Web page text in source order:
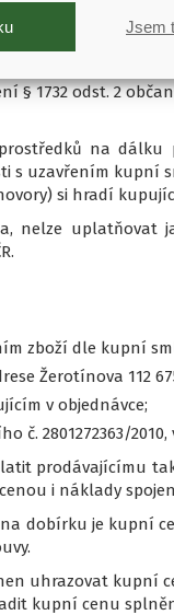
Jsem
není
stránkách
§ 1732 odst. 2
na
s uzavřením kupní
si hradí
nelze uplatňovat
zboží dle kupní
Žerotínova 112
v objednávce;
2801272363/
prodávajícímu
i náklady
dobírku je kupní
uhrazovat kupní
kupní cenu